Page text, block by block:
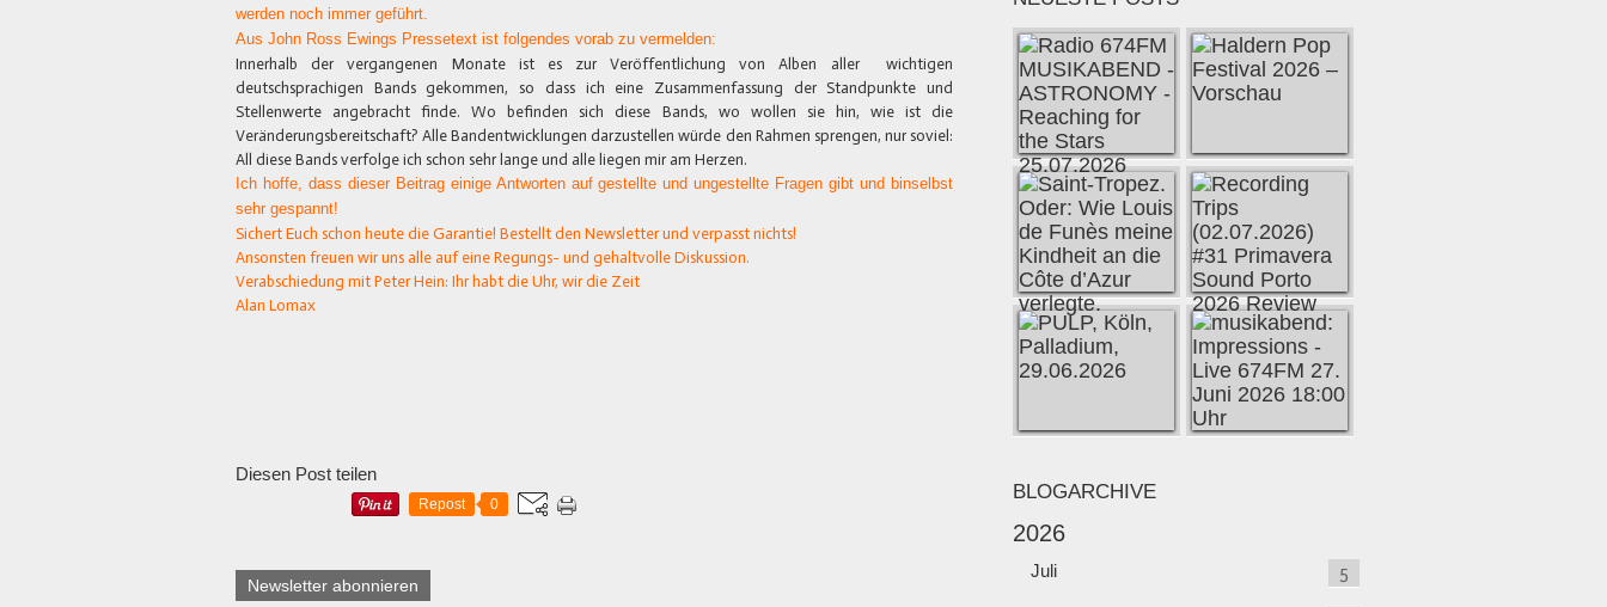
werden noch immer geführt.
Aus John Ross Ewings Pressetext ist folgendes vorab zu vermelden:
Innerhalb der vergangenen Monate ist es zur Veröffentlichung von Alben aller wichtigen
deutschsprachigen Bands gekommen, so dass ich eine Zusammenfassung der Standpunkte und
Stellenwerte angebracht finde. Wo befinden sich diese Bands, wo wollen sie hin, wie ist die
Veränderungsbereitschaft? Alle Bandentwicklungen darzustellen würde den Rahmen sprengen, nur soviel:
All diese Bands verfolge ich schon sehr lange und alle liegen mir am Herzen.
ch hoffe, dass dieser Beitrag einige Antworten auf gestellte und ungestellte Fragen gibt und binselbst
sehr gespannt!
Sichert Euch schon heute die Garantie! Bestellt den Newsletter und verpasst nichts!
Ansonsten freuen wir uns alle auf eine Regungs- und gehaltvolle Diskussion.
Verabschiedung mit Peter Hein: Ihr habt die Uhr, wir die Zeit
Alan Lomax
Diesen Post teilen
Repost 0
Newsletter abonnieren
BLOGARCHIVE
2026
Juli 5